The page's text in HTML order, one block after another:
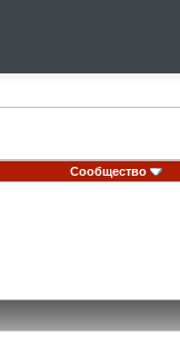
Сообщество